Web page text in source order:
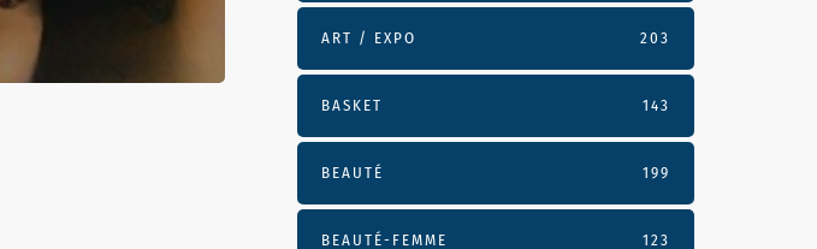
ART / EXPO 203
BASKET 143
BEAUTÉ 199
BEAUTÉ-FEMME 123